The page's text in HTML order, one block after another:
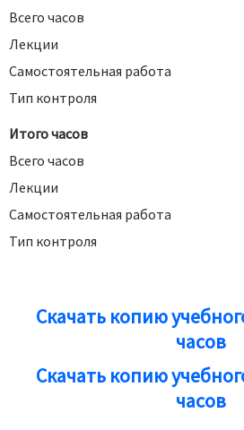
Всего часов
Лекции
Самостоятельная работа
Тип контроля
Итого часов
Всего часов
Лекции
Самостоятельная работа
Тип контроля
Скачать копию
часов
Скачать копию
часов